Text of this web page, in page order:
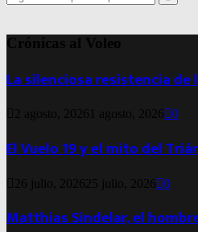
for:
Search
Crónicas al Voleo
La silenciosa resistencia
2 agosto, 2026 1 agosto, 2026 0
El Vuelo 19 y el mito del
26 julio, 2026 25 julio, 2026 0
Matthias Sindelar, el